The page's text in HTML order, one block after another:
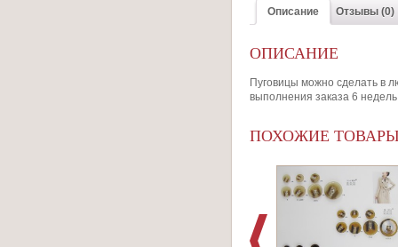
Описание Отзывы (0)
ОПИСАНИЕ
Пуговицы можно сделать в
выполнения заказа 6
ПОХОЖИЕ